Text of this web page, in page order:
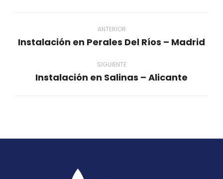
proyectos
ANTERIOR
Proyecto
Instalación en Perales Del Ríos – Madrid
SIGUIENTE
Proyecto
Instalación en Salinas – Alicante